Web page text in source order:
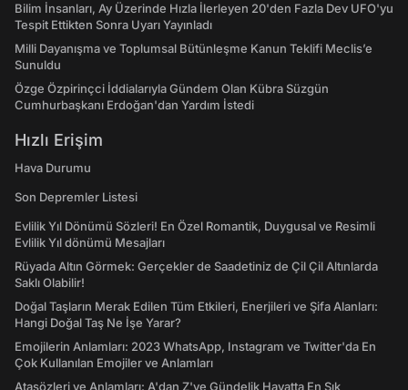
Bilim İnsanları, Ay Üzerinde Hızla İlerleyen 20'den Fazla Dev UFO'yu
Tespit Ettikten Sonra Uyarı Yayınladı
Milli Dayanışma ve Toplumsal Bütünleşme Kanun Teklifi Meclis’e
Sunuldu
Özge Özpirinçci İddialarıyla Gündem Olan Kübra Süzgün
Cumhurbaşkanı Erdoğan'dan Yardım İstedi
Hızlı Erişim
Hava Durumu
Son Depremler Listesi
Evlilik Yıl Dönümü Sözleri! En Özel Romantik, Duygusal ve Resimli
Evlilik Yıl dönümü Mesajları
Rüyada Altın Görmek: Gerçekler de Saadetiniz de Çil Çil Altınlarda
Saklı Olabilir!
Doğal Taşların Merak Edilen Tüm Etkileri, Enerjileri ve Şifa Alanları:
Hangi Doğal Taş Ne İşe Yarar?
Emojilerin Anlamları: 2023 WhatsApp, Instagram ve Twitter'da En
Çok Kullanılan Emojiler ve Anlamları
Atasözleri ve Anlamları: A'dan Z'ye Gündelik Hayatta En Sık